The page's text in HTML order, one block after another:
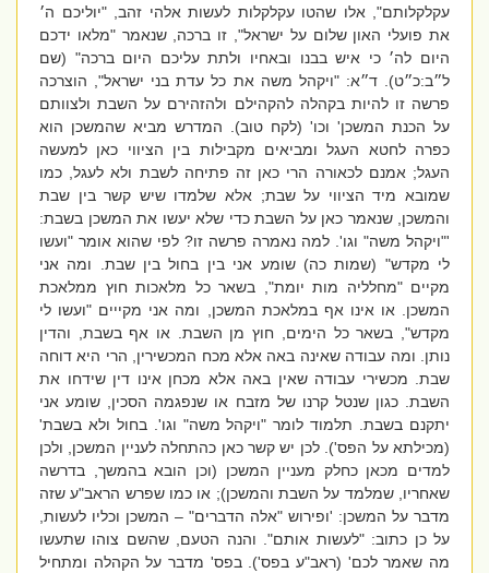
עקלקלותם", אלו שהטו עקלקלות לעשות אלהי זהב, "יוליכם ה׳
את פועלי האון שלום על ישראל", זו ברכה, שנאמר "מלאו ידכם
היום לה׳ כי איש בבנו ובאחיו ולתת עליכם היום ברכה" (שם
ל״ב:כ״ט). ד״א: "ויקהל משה את כל עדת בני ישראל", הוצרכה
פרשה זו להיות בקהלה להקהילם ולהזהירם על השבת ולצוותם
על הכנת המשכן' וכו' (לקח טוב). המדרש מביא שהמשכן הוא
כפרה לחטא העגל ומביאים מקבילות בין הציווי כאן למעשה
העגל; אמנם לכאורה הרי כאן זה פתיחה לשבת ולא לעגל, כמו
שמובא מיד הציווי על שבת; אלא שלמדו שיש קשר בין שבת
והמשכן, שנאמר כאן על השבת כדי שלא יעשו את המשכן בשבת:
'"ויקהל משה" וגו'. למה נאמרה פרשה זו? לפי שהוא אומר "ועשו
לי מקדש" (שמות כה) שומע אני בין בחול בין שבת. ומה אני
מקיים "מחלליה מות יומת", בשאר כל מלאכות חוץ ממלאכת
המשכן. או אינו אף במלאכת המשכן, ומה אני מקייים "ועשו לי
מקדש", בשאר כל הימים, חוץ מן השבת. או אף בשבת, והדין
נותן. ומה עבודה שאינה באה אלא מכח המכשירין, הרי היא דוחה
שבת. מכשירי עבודה שאין באה אלא מכחן אינו דין שידחו את
השבת. כגון שנטל קרנו של מזבח או שנפגמה הסכין, שומע אני
יתקנם בשבת. תלמוד לומר "ויקהל משה" וגו'. בחול ולא בשבת'
(מכילתא על הפס'). לכן יש קשר כאן כהתחלה לעניין המשכן, ולכן
למדים מכאן כחלק מעניין המשכן (וכן הובא בהמשך, בדרשה
שאחריו, שמלמד על השבת והמשכן); או כמו שפרש הראב"ע שזה
מדבר על המשכן: 'ופירוש "אלה הדברים" – המשכן וכליו לעשות,
על כן כתוב: "לעשות אותם". והנה הטעם, שהשם צוהו שתעשו
מה שאמר לכם' (ראב"ע בפס'). בפס' מדבר על הקהלה ומתחיל